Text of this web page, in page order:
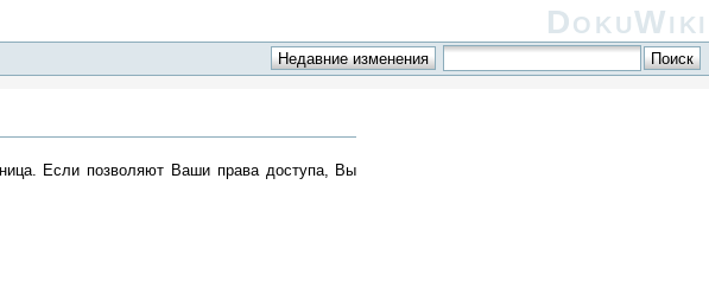
DokuWiki
Если позволяют Ваши права доступа, Вы